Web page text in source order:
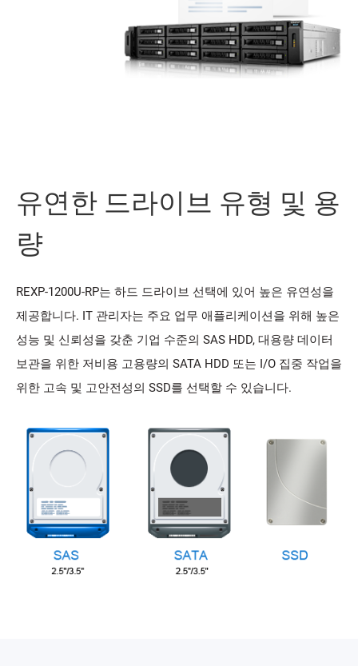
유연한 드라이브 유형 및 용
량
REXP-1200U-RP는 하드 드라이브 선택에 있어 높은 유연성을
제공합니다. IT 관리자는 주요 업무 애플리케이션을 위해 높은
성능 및 신뢰성을 갖춘 기업 수준의 SAS HDD, 대용량 데이터
보관을 위한 저비용 고용량의 SATA HDD 또는 I/O 집중 작업을
위한 고속 및 고안전성의 SSD를 선택할 수 있습니다.